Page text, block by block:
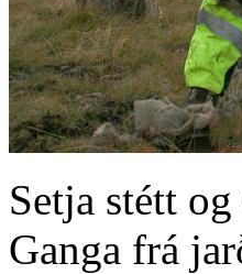
Setja stétt
Ganga frá